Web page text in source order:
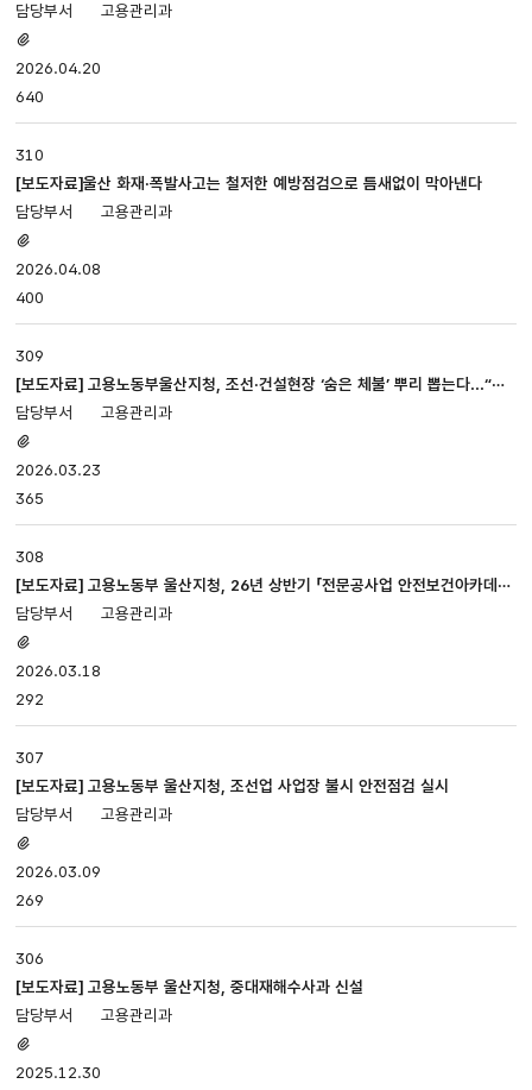
고용관리과
있음
2026.04.20
640
310
[보도자료]울산 화재·폭발사고는 철저한 예방점검으로 틈새없이 막아낸다
고용관리과
있음
2026.04.08
400
309
[보도자료] 고용노동부울산지청, 조선·건설현장 ‘숨은 체불’ 뿌리 뽑는다...“임
금체불 전수조사” 착수
고용관리과
있음
2026.03.23
365
308
[보도자료] 고용노동부 울산지청, 26년 상반기 「전문공사업 안전보건아카데
미」 개최
고용관리과
있음
2026.03.18
292
307
[보도자료] 고용노동부 울산지청, 조선업 사업장 불시 안전점검 실시
고용관리과
있음
2026.03.09
269
306
[보도자료] 고용노동부 울산지청, 중대재해수사과 신설
고용관리과
있음
2025.12.30